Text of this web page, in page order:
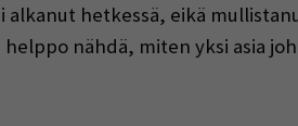
hetkessä, eikä
nähdä, miten yksi asia